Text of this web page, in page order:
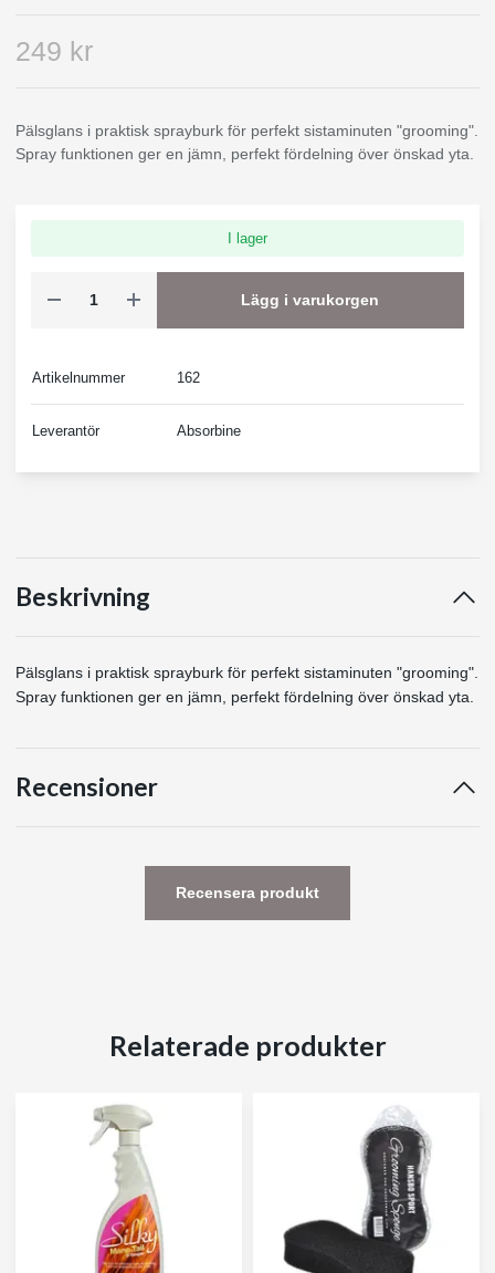
249 kr
Pälsglans i praktisk sprayburk för perfekt sistaminuten "grooming".
Spray funktionen ger en jämn, perfekt fördelning över önskad yta.
I lager
Lägg i varukorgen
Artikelnummer 162
Leverantör Absorbine
Beskrivning
Pälsglans i praktisk sprayburk för perfekt sistaminuten "grooming".
Spray funktionen ger en jämn, perfekt fördelning över önskad yta.
Recensioner
Recensera produkt
Relaterade produkter